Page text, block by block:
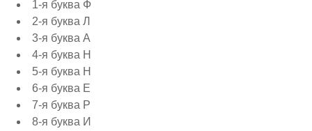
1-я буква Ф
2-я буква Л
3-я буква А
4-я буква Н
5-я буква Н
6-я буква Е
7-я буква Р
8-я буква И